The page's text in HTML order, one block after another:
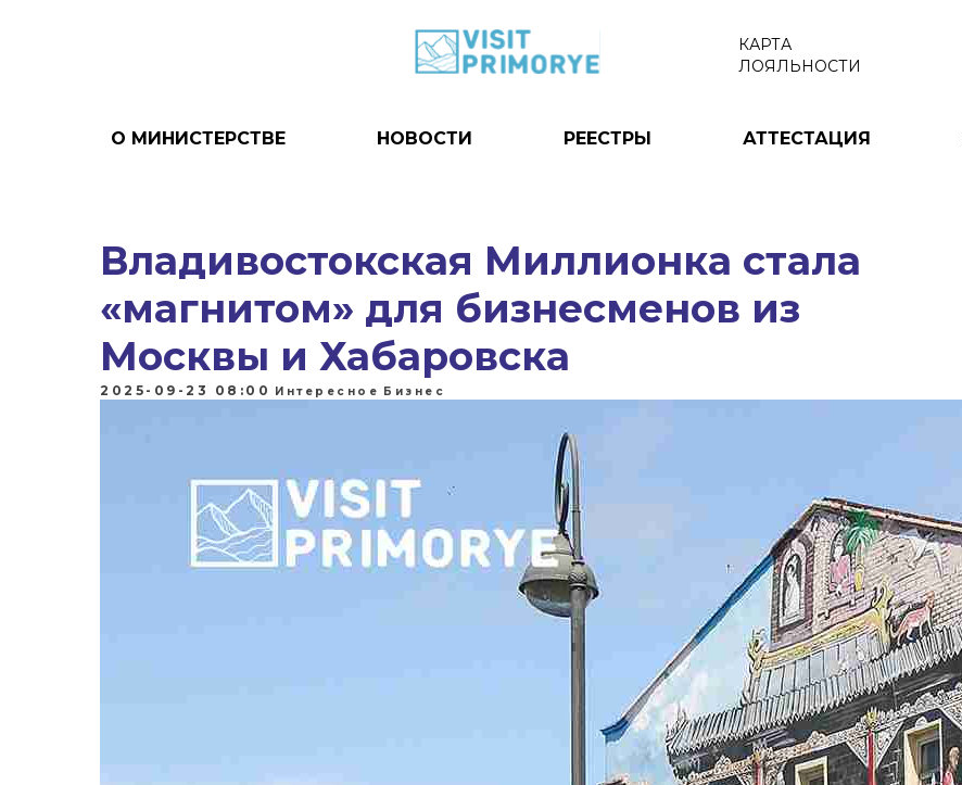
КАРТА
ЛОЯЛЬНОСТИ
О МИНИСТЕРСТВЕ НОВОСТИ РЕЕСТРЫ АТТЕСТАЦИЯ
Владивостокская Миллионка стала
«магнитом» для бизнесменов из
Москвы и Хабаровска
2025-09-23 08:00 Интересное Бизнес